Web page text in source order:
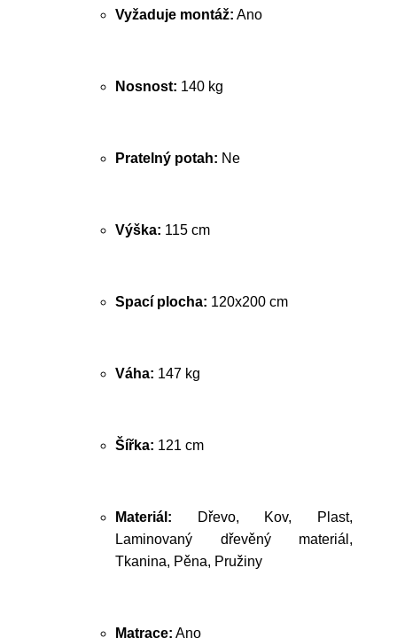
Vyžaduje montáž: Ano
Nosnost: 140 kg
Pratelný potah: Ne
Výška: 115 cm
Spací plocha: 120x200 cm
Váha: 147 kg
Šířka: 121 cm
Materiál: Dřevo, Kov, Plast,
Laminovaný dřevěný materiál,
Tkanina, Pěna, Pružiny
Matrace: Ano